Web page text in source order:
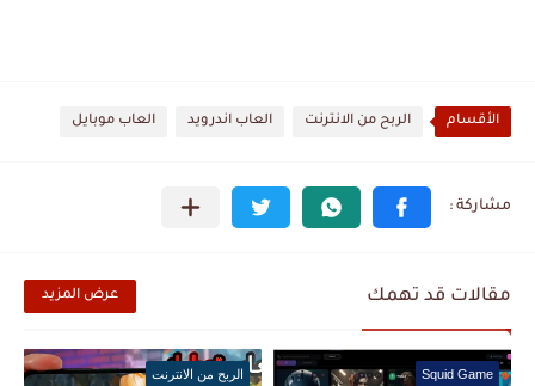
الأقسام الربح من الانترنت العاب اندرويد العاب موبايل
مقالات قد تهمك عرض المزيد
Squid Game الربح من الانترنت